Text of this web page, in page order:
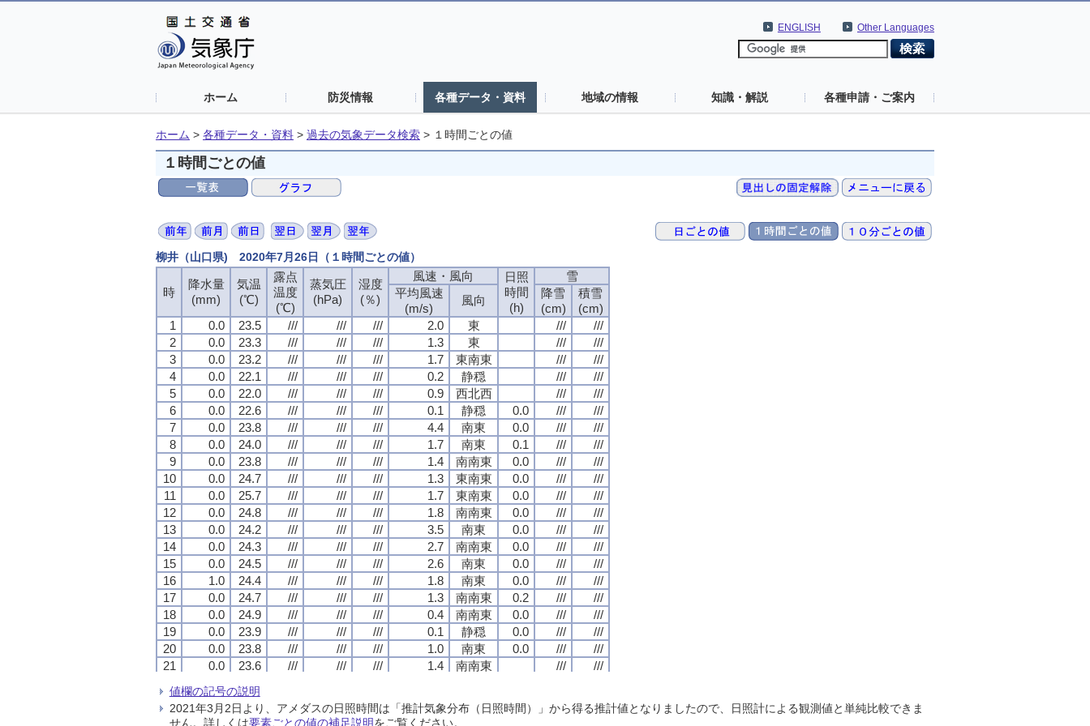
Other Languages
ENGLISH
ホーム 防災情報 各種データ・資料 地域の情報 知識・解説 各種申請・ご案内
ホーム > 各種データ・資料 > 過去の気象データ検索 > １時間ごとの値
１時間ごとの値
柳井（山口県) 2020年7月26日（１時間ごとの値）
時
降水量
(mm)
気温
(℃)
露点
温度
(℃)
蒸気圧
(hPa)
湿度
(％)
風速・風向
日照
時間
(h)
雪
平均風速
(m/s)
風向
降雪
(cm)
積雪
(cm)
1
0.0 23.5 /// /// /// 2.0 東 ///
///
2
0.0 23.3 /// /// /// 1.3 東 ///
///
3
0.0 23.2 /// /// /// 1.7 東南東 ///
///
4
0.0 22.1 /// /// /// 0.2 静穏 ///
///
5
0.0 22.0 /// /// /// 0.9 西北西 ///
///
6
0.0 22.6 /// /// /// 0.1 静穏 0.0 ///
///
7
0.0 23.8 /// /// /// 4.4 南東 0.0 ///
///
8
0.0 24.0 /// /// /// 1.7 南東 0.1 ///
///
9
0.0 23.8 /// /// /// 1.4 南南東 0.0 ///
///
10
0.0 24.7 /// /// /// 1.3 東南東 0.0 ///
///
11
0.0 25.7 /// /// /// 1.7 東南東 0.0 ///
///
12
0.0 24.8 /// /// /// 1.8 南南東 0.0 ///
///
13
0.0 24.2 /// /// /// 3.5 南東 0.0 ///
///
14
0.0 24.3 /// /// /// 2.7 南南東 0.0 ///
///
15
0.0 24.5 /// /// /// 2.6 南東 0.0 ///
///
16
1.0 24.4 /// /// /// 1.8 南東 0.0 ///
///
17
0.0 24.7 /// /// /// 1.3 南南東 0.2 ///
///
18
0.0 24.9 /// /// /// 0.4 南南東 0.0 ///
///
19
0.0 23.9 /// /// /// 0.1 静穏 0.0 ///
///
20
0.0 23.8 /// /// /// 1.0 南東 0.0 ///
///
21
0.0 23.6 /// /// /// 1.4 南南東 ///
///
24.4
23
0.0 25.0 南東
///
24
0.0 25.4 /// /// /// 4.2 東南東 /// ///
時
降水量
(mm)
気温
(℃)
露点
温度
(℃)
蒸気圧
(hPa)
湿度
(％)
風速・風向
日照
時間
(h)
雪
平均風速
(m/s)
風向
降雪
(cm)
積雪
(cm)
1
0.0 23.5 /// /// /// 2.0 東 ///
///
2
0.0 23.3 /// /// /// 1.3 東 ///
///
3
0.0 23.2 /// /// /// 1.7 東南東 ///
///
4
0.0 22.1 /// /// /// 0.2 静穏 ///
///
5
0.0 22.0 /// /// /// 0.9 西北西 ///
///
6
0.0 22.6 /// /// /// 0.1 静穏 0.0 ///
///
7
0.0 23.8 /// /// /// 4.4 南東 0.0 ///
///
8
0.0 24.0 /// /// /// 1.7 南東 0.1 ///
///
9
0.0 23.8 /// /// /// 1.4 南南東 0.0 ///
///
10
0.0 24.7 /// /// /// 1.3 東南東 0.0 ///
///
11
0.0 25.7 /// /// /// 1.7 東南東 0.0 ///
///
12
0.0 24.8 /// /// /// 1.8 南南東 0.0 ///
///
13
0.0 24.2 /// /// /// 3.5 南東 0.0 ///
///
14
0.0 24.3 /// /// /// 2.7 南南東 0.0 ///
///
15
0.0 24.5 /// /// /// 2.6 南東 0.0 ///
///
16
1.0 24.4 /// /// /// 1.8 南東 0.0 ///
///
17
0.0 24.7 /// /// /// 1.3 南南東 0.2 ///
///
18
0.0 24.9 /// /// /// 0.4 南南東 0.0 ///
///
19
0.0 23.9 /// /// /// 0.1 静穏 0.0 ///
///
20
0.0 23.8 /// /// /// 1.0 南東 0.0 ///
///
21
0.0 23.6 /// /// /// 1.4 南南東 ///
///
24.4
23
0.0 25.0 南東
///
24
0.0 25.4 /// /// /// 4.2 東南東 /// ///
時
降水量
(mm)
気温
(℃)
露点
温度
(℃)
蒸気圧
(hPa)
湿度
(％)
風速・風向
日照
時間
(h)
雪
平均風速
(m/s)
風向
降雪
(cm)
積雪
(cm)
1
0.0 23.5 /// /// /// 2.0 東 ///
///
2
0.0 23.3 /// /// /// 1.3 東 ///
///
3
0.0 23.2 /// /// /// 1.7 東南東 ///
///
4
0.0 22.1 /// /// /// 0.2 静穏 ///
///
5
0.0 22.0 /// /// /// 0.9 西北西 ///
///
6
0.0 22.6 /// /// /// 0.1 静穏 0.0 ///
///
7
0.0 23.8 /// /// /// 4.4 南東 0.0 ///
///
8
0.0 24.0 /// /// /// 1.7 南東 0.1 ///
///
9
0.0 23.8 /// /// /// 1.4 南南東 0.0 ///
///
10
0.0 24.7 /// /// /// 1.3 東南東 0.0 ///
///
11
0.0 25.7 /// /// /// 1.7 東南東 0.0 ///
///
12
0.0 24.8 /// /// /// 1.8 南南東 0.0 ///
///
13
0.0 24.2 /// /// /// 3.5 南東 0.0 ///
///
14
0.0 24.3 /// /// /// 2.7 南南東 0.0 ///
///
15
0.0 24.5 /// /// /// 2.6 南東 0.0 ///
///
16
1.0 24.4 /// /// /// 1.8 南東 0.0 ///
///
17
0.0 24.7 /// /// /// 1.3 南南東 0.2 ///
///
18
0.0 24.9 /// /// /// 0.4 南南東 0.0 ///
///
19
0.0 23.9 /// /// /// 0.1 静穏 0.0 ///
///
20
0.0 23.8 /// /// /// 1.0 南東 0.0 ///
///
21
0.0 23.6 /// /// /// 1.4 南南東 ///
///
24.4
23
0.0 25.0 南東
///
24
0.0 25.4 /// /// /// 4.2 東南東 /// ///
時
降水量
(mm)
気温
(℃)
露点
温度
(℃)
蒸気圧
(hPa)
湿度
(％)
風速・風向
日照
時間
(h)
雪
平均風速
(m/s)
風向
降雪
(cm)
積雪
(cm)
1
0.0 23.5 /// /// /// 2.0 東 ///
///
2
0.0 23.3 /// /// /// 1.3 東 ///
///
3
0.0 23.2 /// /// /// 1.7 東南東 ///
///
4
0.0 22.1 /// /// /// 0.2 静穏 ///
///
5
0.0 22.0 /// /// /// 0.9 西北西 ///
///
6
0.0 22.6 /// /// /// 0.1 静穏 0.0 ///
///
7
0.0 23.8 /// /// /// 4.4 南東 0.0 ///
///
8
0.0 24.0 /// /// /// 1.7 南東 0.1 ///
///
9
0.0 23.8 /// /// /// 1.4 南南東 0.0 ///
///
10
0.0 24.7 /// /// /// 1.3 東南東 0.0 ///
///
11
0.0 25.7 /// /// /// 1.7 東南東 0.0 ///
///
12
0.0 24.8 /// /// /// 1.8 南南東 0.0 ///
///
13
0.0 24.2 /// /// /// 3.5 南東 0.0 ///
///
14
0.0 24.3 /// /// /// 2.7 南南東 0.0 ///
///
15
0.0 24.5 /// /// /// 2.6 南東 0.0 ///
///
16
1.0 24.4 /// /// /// 1.8 南東 0.0 ///
///
17
0.0 24.7 /// /// /// 1.3 南南東 0.2 ///
///
18
0.0 24.9 /// /// /// 0.4 南南東 0.0 ///
///
19
0.0 23.9 /// /// /// 0.1 静穏 0.0 ///
///
20
0.0 23.8 /// /// /// 1.0 南東 0.0 ///
///
21
0.0 23.6 /// /// /// 1.4 南南東 ///
///
24.4
23
0.0 25.0 南東
///
24
0.0 25.4 /// /// /// 4.2 東南東 /// ///
値欄の記号の説明
2021年3月2日より、アメダスの日照時間は「推計気象分布（日照時間）」から得る推計値となりましたので、日照計による観測値と単純比較できま
せん。詳しくは要素ごとの値の補足説明をご覧ください。